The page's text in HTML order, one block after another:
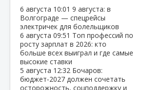
6 августа 10:01 9 августа: в
Волгограде — спецрейсы
электричек для болельщиков
6 августа 09:51 Топ профессий по
росту зарплат в 2026: кто
больше всех выиграл и где самые
высокие ставки
5 августа 12:32 Бочаров:
бюджет‑2027 должен сочетать
осторожность, соцподдержку и